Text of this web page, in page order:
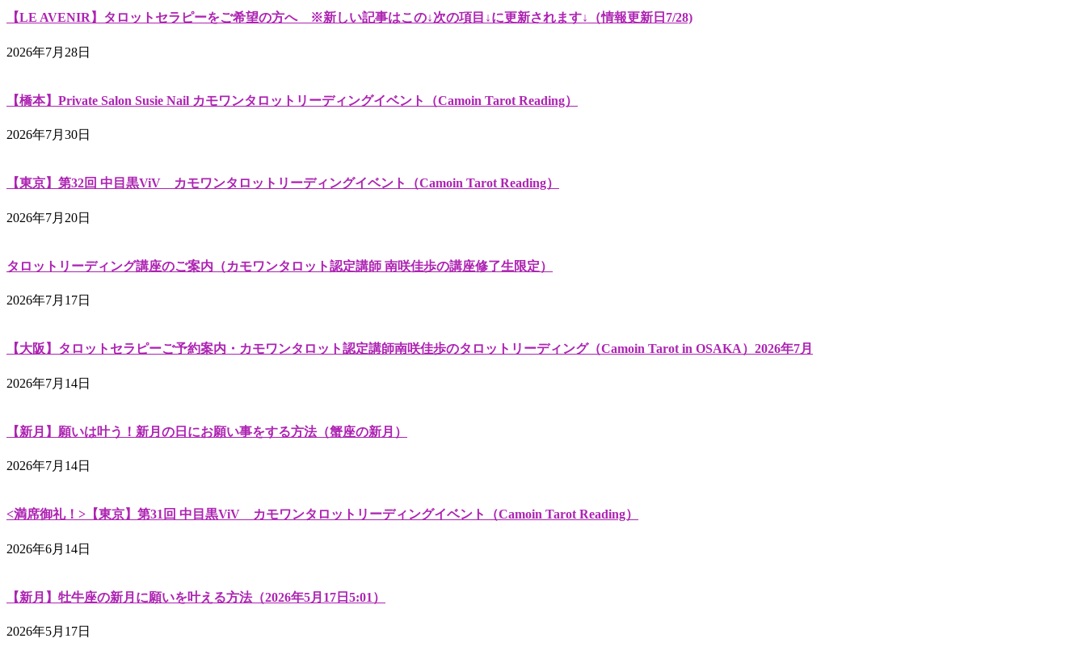
【LE AVENIR】タロットセラピーをご希望の方へ ※新しい記事はこの↓次の項目↓に更新されます↓（情報更新日7/28)
2026年7月28日
【橋本】Private Salon Susie Nail カモワンタロットリーディングイベント（Camoin Tarot Reading）
2026年7月30日
【東京】第32回 中目黒ViV カモワンタロットリーディングイベント（Camoin Tarot Reading）
2026年7月20日
タロットリーディング講座のご案内（カモワンタロット認定講師 南咲佳歩の講座修了生限定）
2026年7月17日
【大阪】タロットセラピーご予約案内・カモワンタロット認定講師南咲佳歩のタロットリーディング（Camoin Tarot in OSAKA）2026年7月
2026年7月14日
【新月】願いは叶う！新月の日にお願い事をする方法（蟹座の新月）
2026年7月14日
<満席御礼！>【東京】第31回 中目黒ViV カモワンタロットリーディングイベント（Camoin Tarot Reading）
2026年6月14日
【新月】牡牛座の新月に願いを叶える方法（2026年5月17日5:01）
2026年5月17日